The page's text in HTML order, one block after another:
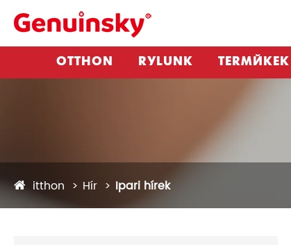
OTTHON RÓLUNK TERMÉKEK
itthon Hír Ipari hírek